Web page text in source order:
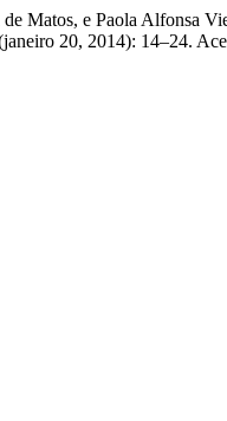
Matos, e Paola
20, 2014): 14–24.